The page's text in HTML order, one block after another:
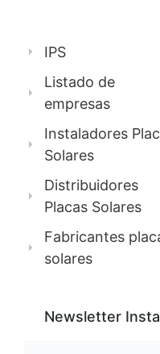
IPS
Listado de
empresas
Instaladores
Solares
Distribuidores
Placas Solares
Fabricantes
solares
Newsletter